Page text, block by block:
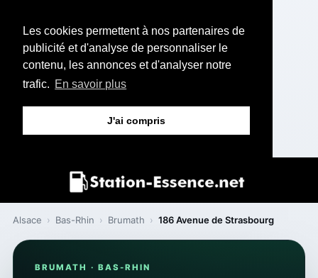
Les cookies permettent à nos partenaires de
publicité et d'analyse de personnaliser le
contenu, les annonces et d'analyser notre
trafic. En savoir plus
J'ai compris
Alsace › Bas-Rhin › Brumath › 186 Avenue de Strasbourg
BRUMATH · BAS-RHIN